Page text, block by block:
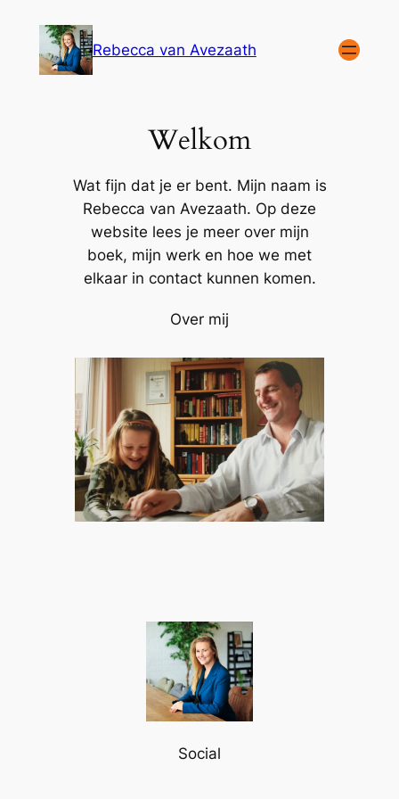
Rebecca van Avezaath
Welkom
Wat fijn dat je er bent. Mijn naam is
Rebecca van Avezaath. Op deze
website lees je meer over mijn
boek, mijn werk en hoe we met
elkaar in contact kunnen komen.
Over mij
Social